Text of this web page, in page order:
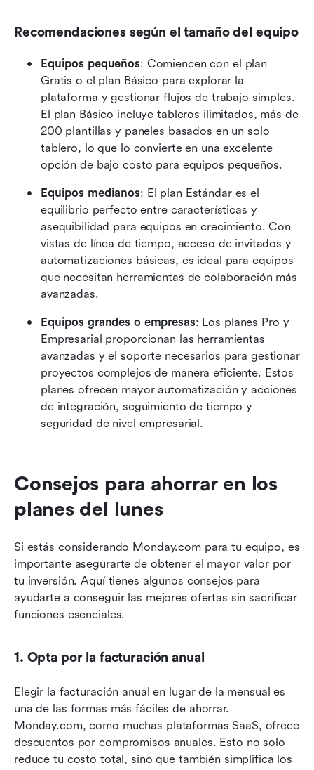
Recomendaciones según el tamaño del equipo
Equipos pequeños: Comiencen con el plan
Gratis o el plan Básico para explorar la
plataforma y gestionar flujos de trabajo simples.
El plan Básico incluye tableros ilimitados, más de
200 plantillas y paneles basados en un solo
tablero, lo que lo convierte en una excelente
opción de bajo costo para equipos pequeños.
Equipos medianos: El plan Estándar es el
equilibrio perfecto entre características y
asequibilidad para equipos en crecimiento. Con
vistas de línea de tiempo, acceso de invitados y
automatizaciones básicas, es ideal para equipos
que necesitan herramientas de colaboración más
avanzadas.
Equipos grandes o empresas: Los planes Pro y
Empresarial proporcionan las herramientas
avanzadas y el soporte necesarios para gestionar
proyectos complejos de manera eficiente. Estos
planes ofrecen mayor automatización y acciones
de integración, seguimiento de tiempo y
seguridad de nivel empresarial.
Consejos para ahorrar en los
planes del lunes
Si estás considerando Monday.com para tu equipo, es
importante asegurarte de obtener el mayor valor por
tu inversión. Aquí tienes algunos consejos para
ayudarte a conseguir las mejores ofertas sin sacrificar
funciones esenciales.
1. Opta por la facturación anual
Elegir la facturación anual en lugar de la mensual es
una de las formas más fáciles de ahorrar.
Monday.com, como muchas plataformas SaaS, ofrece
descuentos por compromisos anuales. Esto no solo
reduce tu costo total, sino que también simplifica los